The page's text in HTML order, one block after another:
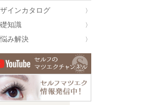
インカタログ
知識
み解決